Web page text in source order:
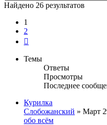
Найдено 26 результатов
1
2
Темы
Ответы
Просмотры
Последнее
Курилка
Слобожанский » Март
обо всём